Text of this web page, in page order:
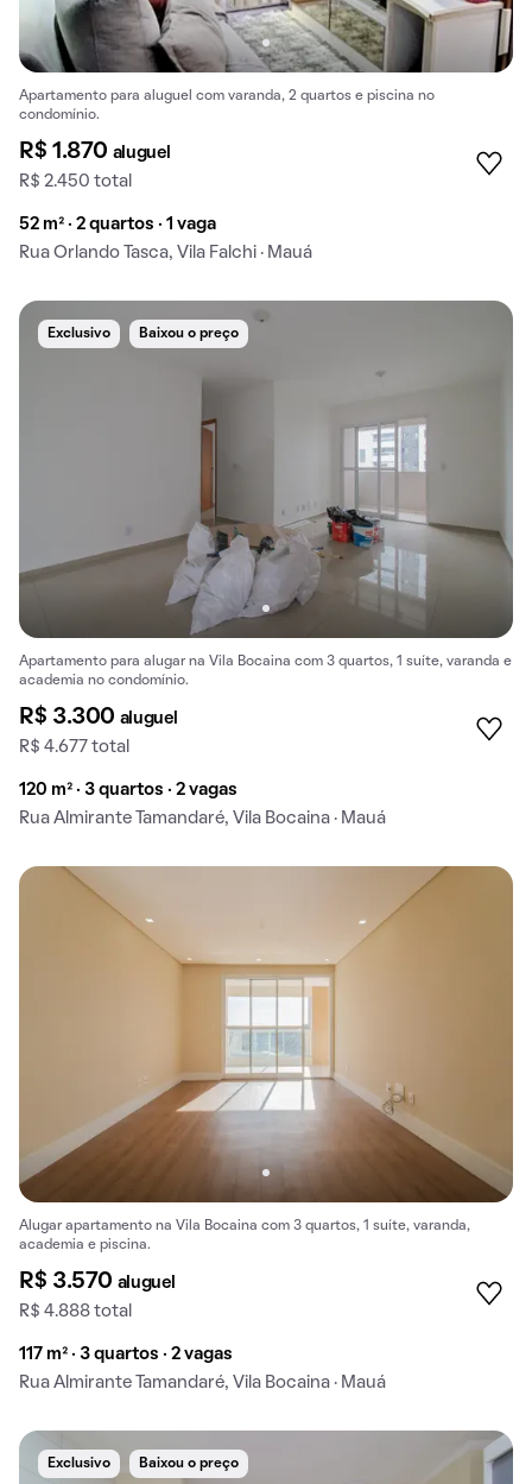
Apartamento para aluguel com varanda, 2 quartos e piscina no
condomínio.
R$ 1.870 aluguel
R$ 2.450 total
52 m² · 2 quartos · 1 vaga
Rua Orlando Tasca, Vila Falchi · Mauá
Exclusivo Baixou o preço
Apartamento para alugar na Vila Bocaina com 3 quartos, 1 suíte, varanda e
academia no condomínio.
R$ 3.300 aluguel
R$ 4.677 total
120 m² · 3 quartos · 2 vagas
Rua Almirante Tamandaré, Vila Bocaina · Mauá
Alugar apartamento na Vila Bocaina com 3 quartos, 1 suíte, varanda,
academia e piscina.
R$ 3.570 aluguel
R$ 4.888 total
117 m² · 3 quartos · 2 vagas
Rua Almirante Tamandaré, Vila Bocaina · Mauá
Exclusivo Baixou o preço